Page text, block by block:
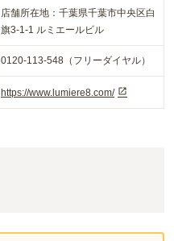
店舗所在地：千葉県千葉市中央区白
旗3-1-1 ルミエールビル
0120-113-548（フリーダイヤル）
https://www.lumiere8.com/